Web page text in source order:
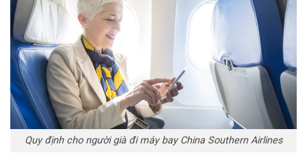
Quy định cho người già đi máy bay China Southern Airlines